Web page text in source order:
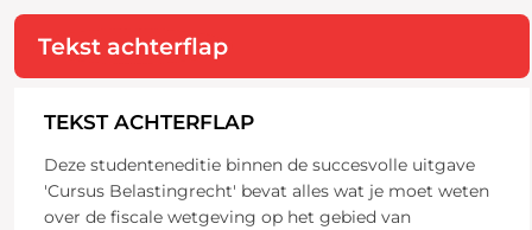
Tekst achterflap
TEKST ACHTERFLAP
Deze studenteneditie binnen de succesvolle uitgave
'Cursus Belastingrecht' bevat alles wat je moet weten
over de fiscale wetgeving op het gebied van